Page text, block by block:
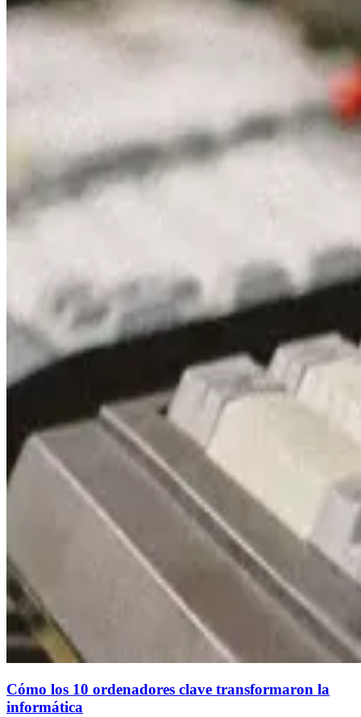
Cómo los 10 ordenadores clave transformaron la
informática